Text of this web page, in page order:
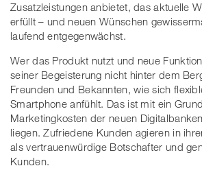
Zusatzleistungen anbietet, das aktuelle
erfüllt – und neuen Wünschen
laufend entgegenwächst.
Wer das Produkt nutzt und neue
seiner Begeisterung nicht hinter dem
Freunden und Bekannten, wie sich
Smartphone anfühlt. Das ist mit ein
Marketingkosten der neuen
liegen. Zufriedene Kunden agieren in
als vertrauenwürdige Botschafter und
Kunden.